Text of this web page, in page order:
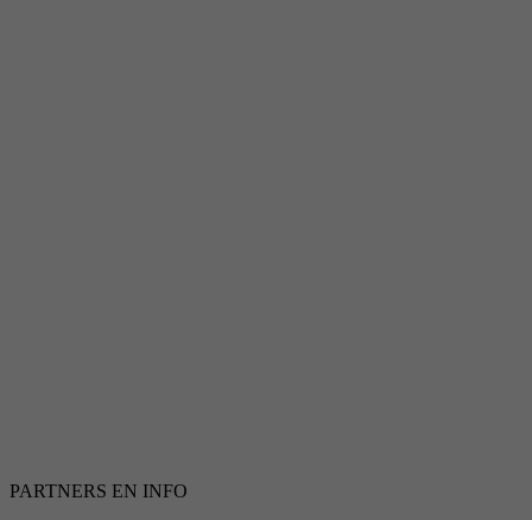
PARTNERS EN INFO